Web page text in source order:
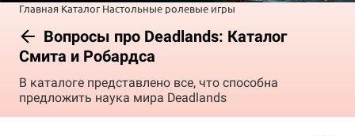
Главная Каталог Настольные ролевые игры
Вопросы про Deadlands: Каталог
Смита и Робардса
В каталоге представлено все, что способна
предложить наука мира Deadlands